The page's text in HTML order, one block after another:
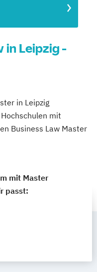
in Leipzig -
in Leipzig
mit
Business Law Master
mit Master
passt: